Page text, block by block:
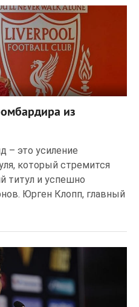
из
– это усиление
который стремится
титул и успешно
Юрген Клопп, главный